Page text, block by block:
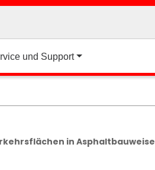
und Support
in Asphaltbauweise